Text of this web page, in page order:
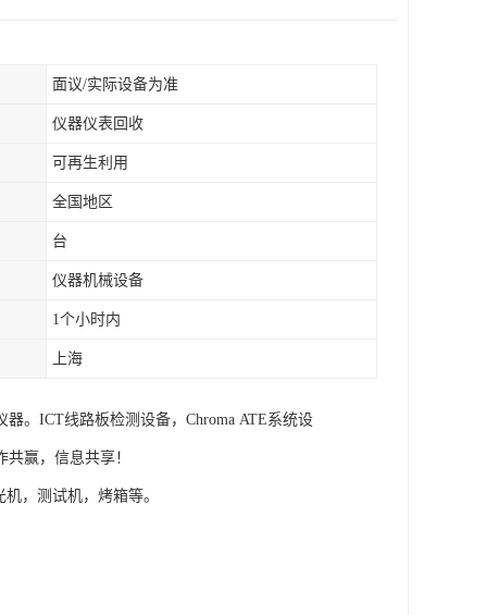
面议/实际设备为准
仪器仪表回收
可再生利用
全国地区
台
仪器机械设备
1个小时内
上海
。ICT线路板检测设备，Chroma ATE系统设
赢，信息共享！
，测试机，烤箱等。